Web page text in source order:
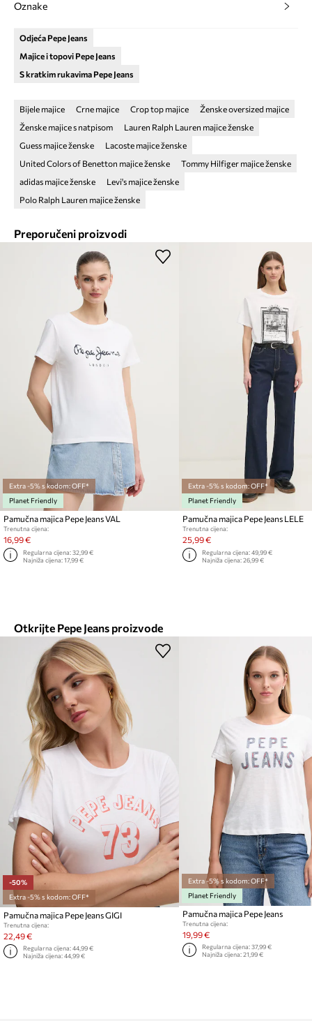
Oznake
Odjeća Pepe Jeans
Majice i topovi Pepe Jeans
S kratkim rukavima Pepe Jeans
Bijele majice Crne majice Crop top majice
Ženske oversized majice
Ženske majice s natpisom
Lauren Ralph Lauren majice ženske
Guess majice ženske
Lacoste majice ženske
United Colors of Benetton majice ženske
Tommy Hilfiger majice ženske
adidas majice ženske
Levi's majice ženske
Polo Ralph Lauren majice ženske
Preporučeni proizvodi
Extra -5% s kodom: OFF*
Planet Friendly
Pamučna majica Pepe Jeans VAL
Trenutna cijena:
16,99 €
Regularna cijena:32,99 €
Najniža cijena:17,99 €
Extra -5% s kodom: OFF*
Planet Friendly
Pamučna majica Pepe Jeans LELE
Trenutna cijena:
25,99 €
Regularna cijena:49,99 €
Najniža cijena:26,99 €
Otkrijte Pepe Jeans proizvode
-50%
Extra -5% s kodom: OFF*
Pamučna majica Pepe Jeans GIGI
Trenutna cijena:
22,49 €
Regularna cijena:44,99 €
Najniža cijena:44,99 €
Extra -5% s kodom: OFF*
Planet Friendly
Pamučna majica Pepe Jeans
Trenutna cijena:
19,99 €
Regularna cijena:37,99 €
Najniža cijena:21,99 €